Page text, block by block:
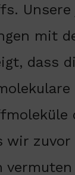
mit
dass
wir zuvor